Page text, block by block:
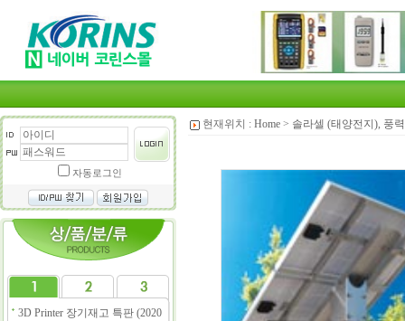
자동로그인
3D Printer 장기재고 특판 (2020
현재위치 : Home > 솔라셀 (태양전지), 풍